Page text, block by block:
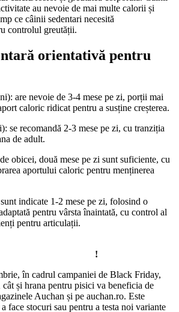
au nevoie de mai multe calorii și
ce câinii sedentari necesită
controlul greutății.
orientativă pentru
are nevoie de 3-4 mese pe zi, porții mai
caloric ridicat pentru a susține creșterea.
se recomandă 2-3 mese pe zi, cu tranziția
de adult.
obicei, două mese pe zi sunt suficiente, cu
aportului caloric pentru menținerea
indicate 1-2 mese pe zi, folosind o
pentru vârsta înaintată, cu control al
pentru articulații.
!
în cadrul campaniei de Black Friday,
și hrana pentru pisici va beneficia de
Auchan și pe auchan.ro. Este
face stocuri sau pentru a testa noi variante